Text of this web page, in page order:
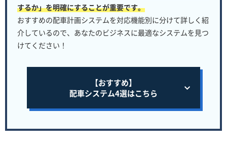
するか」を明確にすることが重要です。
おすすめの配車計画システムを対応機能別に分けて詳しく紹
介しているので、あなたのビジネスに最適なシステムを見つ
けてください！
【おすすめ】
配車システム4選はこちら